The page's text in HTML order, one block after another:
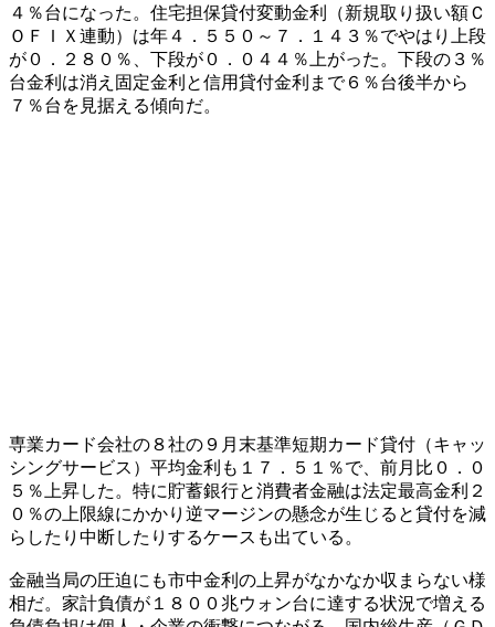
４％台になった。住宅担保貸付変動金利（新規取り扱い額Ｃ
ＯＦＩＸ連動）は年４．５５０～７．１４３％でやはり上段
が０．２８０％、下段が０．０４４％上がった。下段の３％
台金利は消え固定金利と信用貸付金利まで６％台後半から
７％台を見据える傾向だ。
専業カード会社の８社の９月末基準短期カード貸付（キャッ
シングサービス）平均金利も１７．５１％で、前月比０．０
５％上昇した。特に貯蓄銀行と消費者金融は法定最高金利２
０％の上限線にかかり逆マージンの懸念が生じると貸付を減
らしたり中断したりするケースも出ている。
金融当局の圧迫にも市中金利の上昇がなかなか収まらない様
相だ。家計負債が１８００兆ウォン台に達する状況で増える